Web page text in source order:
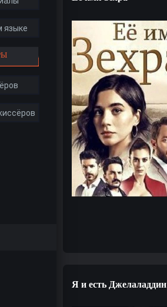
языке
Я и есть Джелаладдин